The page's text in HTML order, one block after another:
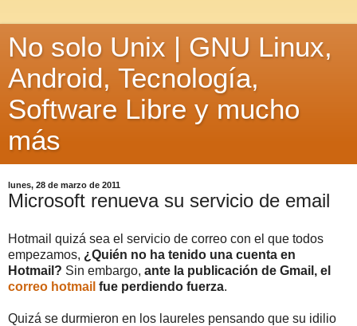
No solo Unix | GNU Linux,
Android, Tecnología,
Software Libre y mucho
más
lunes, 28 de marzo de 2011
Microsoft renueva su servicio de email
Hotmail quizá sea el servicio de correo con el que todos
empezamos, ¿Quién no ha tenido una cuenta en
Hotmail? Sin embargo, ante la publicación de Gmail, el
correo hotmail fue perdiendo fuerza.
Quizá se durmieron en los laureles pensando que su idilio